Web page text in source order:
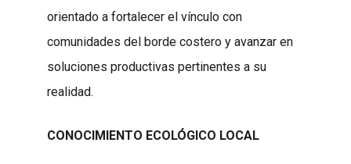
orientado a fortalecer el vínculo con
comunidades del borde costero y avanzar en
soluciones productivas pertinentes a su
realidad.
CONOCIMIENTO ECOLÓGICO LOCAL